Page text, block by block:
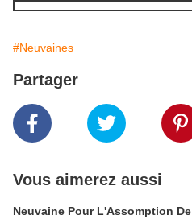
#Neuvaines
Partager
Vous aimerez aussi
Neuvaine Pour L'Assomption De